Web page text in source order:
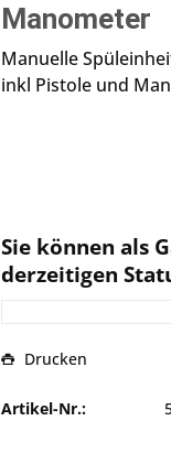
Manometer
Manuelle
inkl Pistole und
Sie können als
derzeitigen
Drucken
Artikel-Nr.: